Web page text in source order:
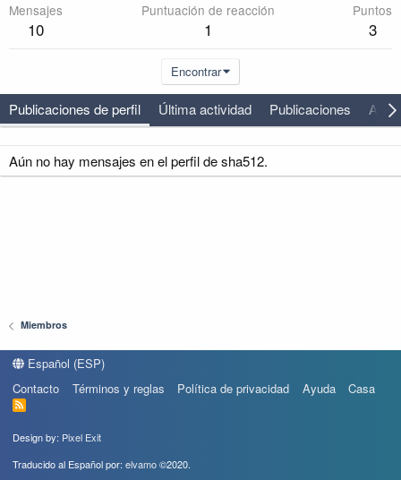
Mensajes
10
Puntuación de reacción
1
Puntos
3
Encontrar
Publicaciones de perfil Última actividad Publicaciones
Aún no hay mensajes en el perfil de sha512.
Miembros
Español (ESP)
Contacto
Términos y reglas Política de privacidad Ayuda Casa
R
S
Design by: Pixel Exit
Traducido al Español por: elvamo©2020.